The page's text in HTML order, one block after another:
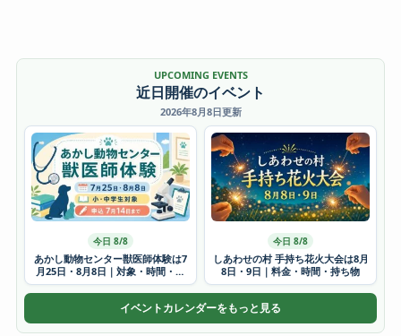
UPCOMING EVENTS
近日開催のイベント
2026年8月8日更新
今日 8/8
あかし動物センター獣医師体験は7
月25日・8月8日｜対象・時間・申
込方法
今日 8/8
しあわせの村 手持ち花火大会は8月
8日・9日｜料金・時間・持ち物
イベントカレンダーをもっと見る